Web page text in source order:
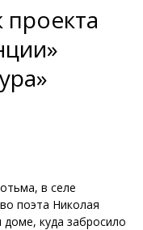
в селе
поэта Николая
куда забросило